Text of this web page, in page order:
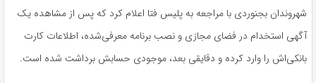
شهروندان بجنوردی با مراجعه به پلیس فتا اعلام کرد که پس از مشاهده یک
آگهی استخدام در فضای مجازی و نصب برنامه معرفی‌شده، اطلاعات کارت
بانکی‌اش را وارد کرده و دقایقی بعد، موجودی حسابش برداشت شده است.